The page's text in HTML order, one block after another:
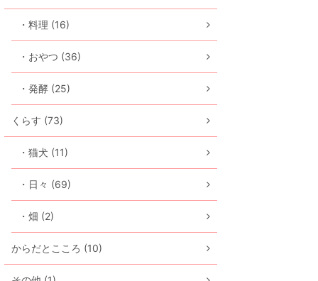
・料理 (16)
・おやつ (36)
・発酵 (25)
くらす (73)
・猫犬 (11)
・日々 (69)
・畑 (2)
からだとこころ (10)